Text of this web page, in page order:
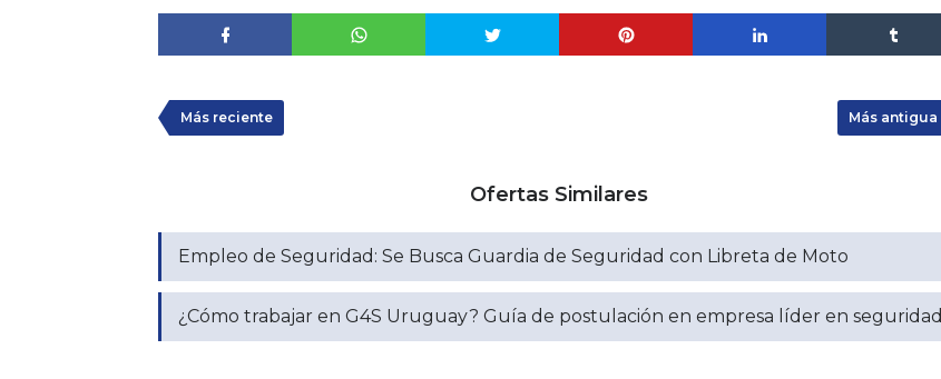
Más reciente Más antigua
Ofertas Similares
Empleo de Seguridad: Se Busca Guardia de Seguridad con Libreta de Moto
¿Cómo trabajar en G4S Uruguay? Guía de postulación en empresa líder en seguridad